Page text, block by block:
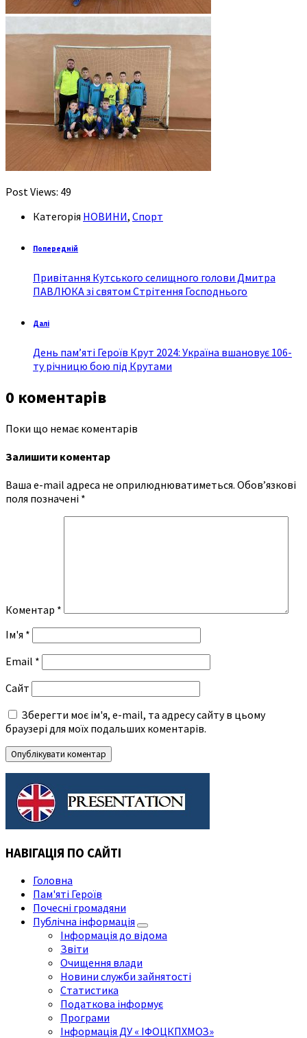
Post Views: 49
Категорія НОВИНИ, Спорт
Попередній
Привітання Кутського селищного голови Дмитра
ПАВЛЮКА зі святом Стрітення Господнього
Далі
День пам’яті Героїв Крут 2024: Україна вшановує 106-
ту річницю бою під Крутами
0 коментарів
Поки що немає коментарів
Залишити коментар
Ваша e-mail адреса не оприлюднюватиметься. Обов’язкові
поля позначені *
Коментар *
Ім'я *
Email *
Сайт
Зберегти моє ім'я, e-mail, та адресу сайту в цьому
браузері для моїх подальших коментарів.
НАВІГАЦІЯ ПО САЙТІ
Головна
Пам'яті Героїв
Почесні громадяни
Публічна інформація
Інформація до відома
Звіти
Очищення влади
Новини служби зайнятості
Статистика
Податкова інформує
Програми
Інформація ДУ « ІФОЦКПХМОЗ»